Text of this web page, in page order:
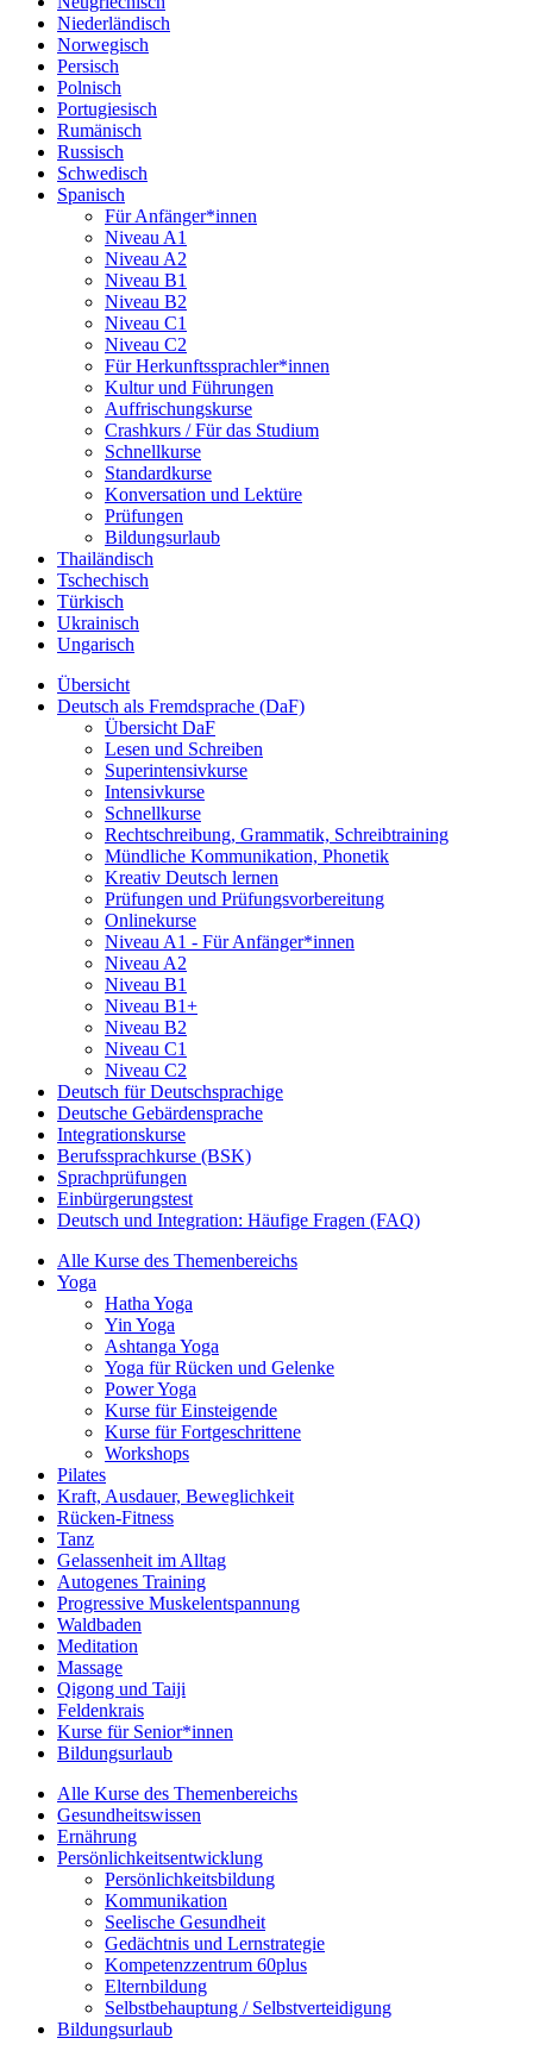
Niederländisch
Norwegisch
Persisch
Polnisch
Portugiesisch
Rumänisch
Russisch
Schwedisch
Spanisch
Für Anfänger*innen
Niveau A1
Niveau A2
Niveau B1
Niveau B2
Niveau C1
Niveau C2
Für Herkunftssprachler*innen
Kultur und Führungen
Auffrischungskurse
Crashkurs / Für das Studium
Schnellkurse
Standardkurse
Konversation und Lektüre
Prüfungen
Bildungsurlaub
Thailändisch
Tschechisch
Türkisch
Ukrainisch
Ungarisch
Übersicht
Deutsch als Fremdsprache (DaF)
Übersicht DaF
Lesen und Schreiben
Superintensivkurse
Intensivkurse
Schnellkurse
Rechtschreibung, Grammatik, Schreibtraining
Mündliche Kommunikation, Phonetik
Kreativ Deutsch lernen
Prüfungen und Prüfungsvorbereitung
Onlinekurse
Niveau A1 - Für Anfänger*innen
Niveau A2
Niveau B1
Niveau B1+
Niveau B2
Niveau C1
Niveau C2
Deutsch für Deutschsprachige
Deutsche Gebärdensprache
Integrationskurse
Berufssprachkurse (BSK)
Sprachprüfungen
Einbürgerungstest
Deutsch und Integration: Häufige Fragen (FAQ)
Alle Kurse des Themenbereichs
Yoga
Hatha Yoga
Yin Yoga
Ashtanga Yoga
Yoga für Rücken und Gelenke
Power Yoga
Kurse für Einsteigende
Kurse für Fortgeschrittene
Workshops
Pilates
Kraft, Ausdauer, Beweglichkeit
Rücken-Fitness
Tanz
Gelassenheit im Alltag
Autogenes Training
Progressive Muskelentspannung
Waldbaden
Meditation
Massage
Qigong und Taiji
Feldenkrais
Kurse für Senior*innen
Bildungsurlaub
Alle Kurse des Themenbereichs
Gesundheitswissen
Ernährung
Persönlichkeitsentwicklung
Persönlichkeitsbildung
Kommunikation
Seelische Gesundheit
Gedächtnis und Lernstrategie
Kompetenzzentrum 60plus
Elternbildung
Selbstbehauptung / Selbstverteidigung
Bildungsurlaub